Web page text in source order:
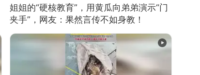
姐姐的“硬核教育”，用黄瓜向弟弟演示“门
夹手”，网友：果然言传不如身教！